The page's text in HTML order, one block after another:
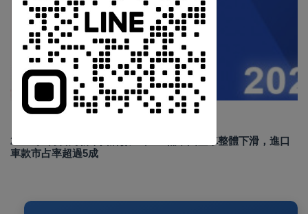
汽車新聞
2024年8月台灣新車掛牌數 29,403 輛，國產車整體下滑，進口
車款市占率超過5成
Https://reurl.cc/adqW77
訂閱